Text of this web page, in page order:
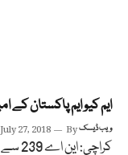
ایم کیو ایم پاکستان کے
July 27, 2018 Byویب ڈیسک